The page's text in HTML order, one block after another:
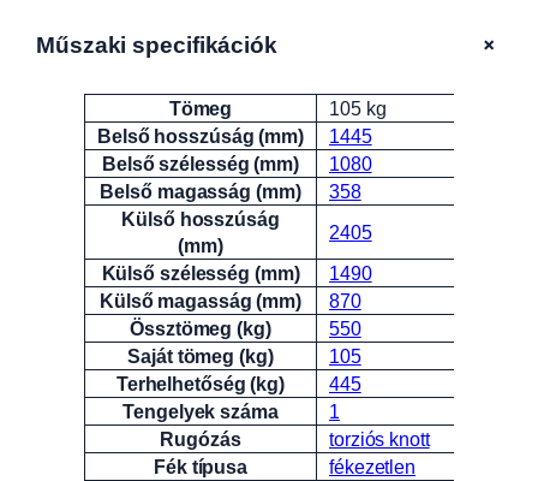
Műszaki specifikációk +
Attribútumok
Tömeg
105 kg
Belső hosszúság (mm)
1445
Belső szélesség (mm)
1080
Belső magasság (mm)
358
Külső hosszúság
(mm)
2405
Külső szélesség (mm)
1490
Külső magasság (mm)
870
Össztömeg (kg)
550
Saját tömeg (kg)
105
Terhelhetőség (kg)
445
Tengelyek száma
1
Rugózás
torziós knott
Fék típusa
fékezetlen